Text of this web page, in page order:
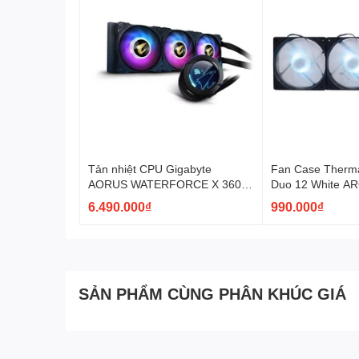
Tản nhiệt CPU Gigabyte
AORUS WATERFORCE X 360
ARGB AiO Cooling
6.490.000₫
Fan Case
Duo 12 White
PL12SW-A)
990.000₫
SẢN PHẨM CÙNG PHÂN KHÚC GIÁ